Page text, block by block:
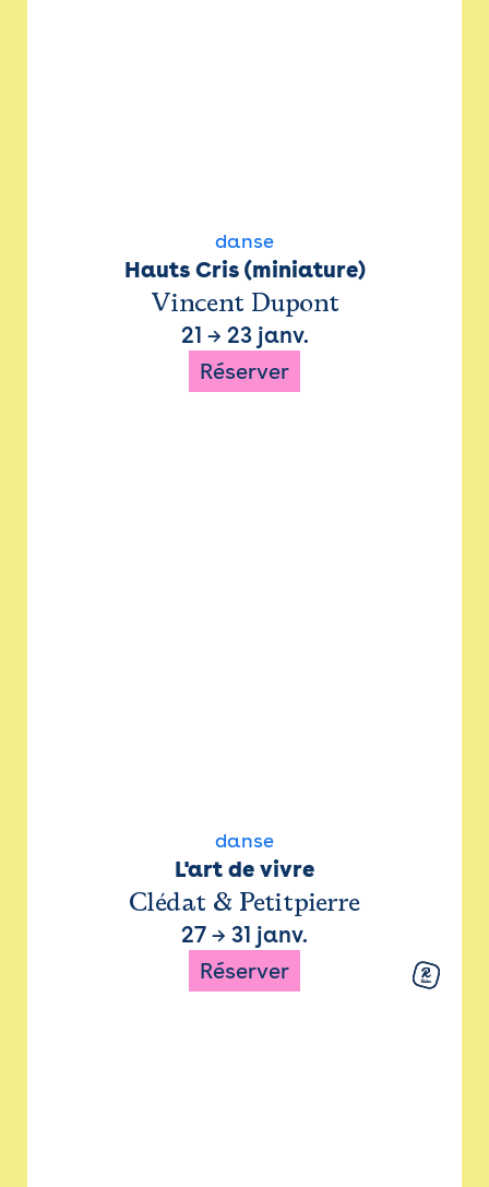
danse
Hauts Cris (miniature)
Vincent Dupont
21 → 23 janv.
Réserver
danse
L'art de vivre
Clédat & Petitpierre
27 → 31 janv.
Réserver